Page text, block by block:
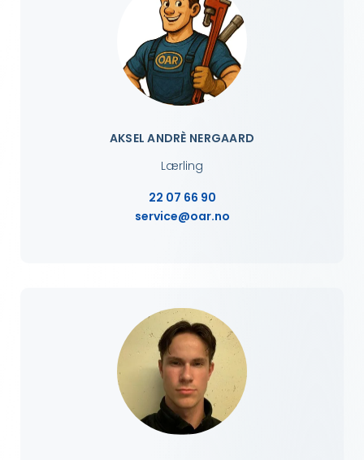
AKSEL ANDRÈ NERGAARD
Lærling
22 07 66 90
service@oar.no